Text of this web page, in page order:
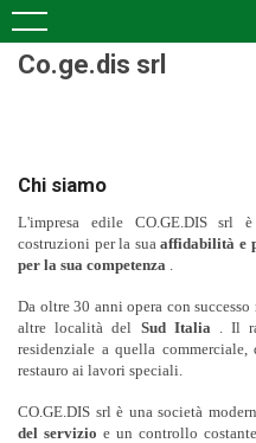
Co.ge.dis srl
Chi siamo
L'impresa edile CO.GE.DIS srl
costruzioni per la suaaffidabilità e
per la sua competenza .
Da oltre 30 anni opera con
altre località del Sud Italia. Il
residenziale a quella
restauro ai lavori speciali.
CO.GE.DIS srl è una società
del servizio e un controllo